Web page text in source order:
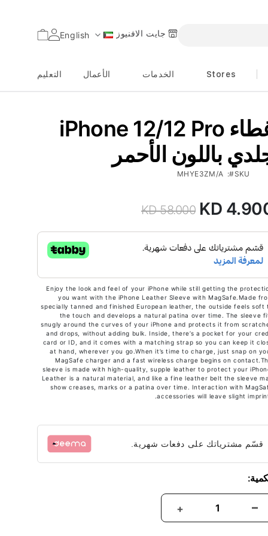
اللغة English جايت الافنيوز السلة
Stores الخدمات الأعمال التعليم
iPhone 12/12 Pro غطاء
باللون الأحمر
KD
KD 58.000
Enjoy the look and feel of your iPhone while still getting the
you want with the iPhone Leather Sleeve with MagSafe.Made
specially tanned and finished European leather, the outside feels soft
the touch and develops a natural patina over time. The sleeve
snugly around the curves of your iPhone and protects it from
and drops, without adding bulk. Inside, there’s a pocket for your
card or ID, and it comes with a matching strap so you can keep it
at hand, wherever you go.When it’s time to charge, just snap on
MagSafe charger and a fast wireless charge begins on
sleeve is made with high-quality, supple leather to protect your
Leather is a natural material, and like a fine leather belt the sleeve
show creases, marks or a patina over time. Interaction with
accessories will leave slight
SKU
MHYE3ZM/A
قسّم مشترياتك على دفعات شهرية.